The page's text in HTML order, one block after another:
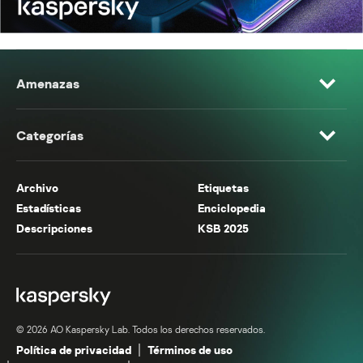
Amenazas
Categorías
Archivo
Etiquetas
Estadísticas
Enciclopedia
Descripciones
KSB 2025
© 2026 AO Kaspersky Lab. Todos los derechos reservados.
Política de privacidad
Términos de uso